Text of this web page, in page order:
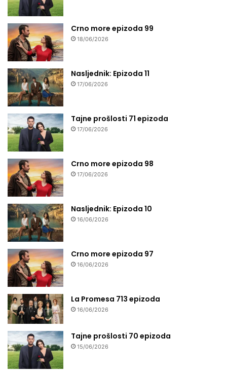
Crno more epizoda 99
18/06/2026
Nasljednik: Epizoda 11
17/06/2026
Tajne prošlosti 71 epizoda
17/06/2026
Crno more epizoda 98
17/06/2026
Nasljednik: Epizoda 10
16/06/2026
Crno more epizoda 97
16/06/2026
La Promesa 713 epizoda
16/06/2026
Tajne prošlosti 70 epizoda
15/06/2026